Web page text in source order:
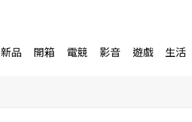
新品 開箱 電競 影音 遊戲 生活